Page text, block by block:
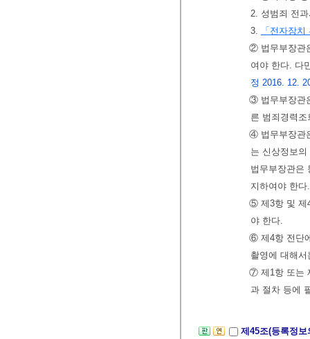
2. 성범죄 전
3.
「전자장
② 법무부장관
여야 한다. 다
정 2016. 12.
③ 법무부장관
른 범죄경력
④ 법무부장관
는 신상정보
법무부장관은
지하여야 한
⑤ 제3항 및 제
야 한다.
⑥ 제4항 전단
촬영에 대해
⑦ 제1항 또는
과 절차 등에
제45조(등록정